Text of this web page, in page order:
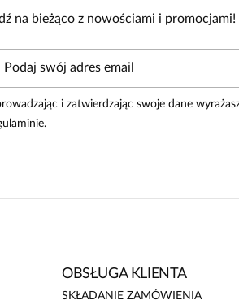
tylko osoby, które zakupiły produkt.
Data
na bieżąco z nowościami i promocjami!
i zatwierdzając swoje dane
OBSŁUGA KLIENTA
SKŁADANIE ZAMÓWIENIA